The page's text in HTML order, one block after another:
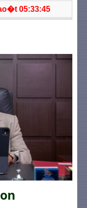
05:33:45